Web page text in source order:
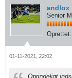
andlox
Senior
Oprettet:
01-11-2021, 22:02
Oprindeligt